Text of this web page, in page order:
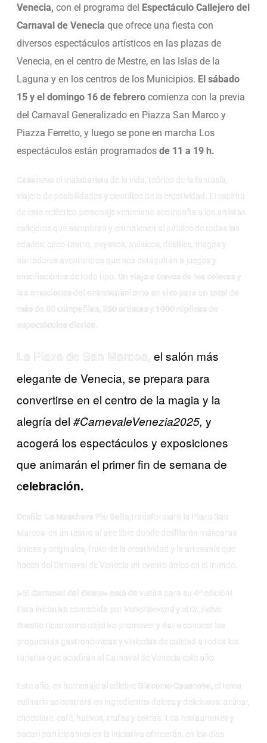
Venecia, con el programa del Espectáculo Callejero del
Carnaval de Venecia que ofrece una fiesta con
diversos espectáculos artísticos en las plazas de
Venecia, en el centro de Mestre, en las Islas de la
Laguna y en los centros de los Municipios. El sábado
15 y el domingo 16 de febrerocomienza con la previa
del Carnaval Generalizado en Piazza San Marco y
Piazza Ferretto, y luego se pone en marcha Los
espectáculos están programados de 11 a 19 h.
Casanova el malabarista de la vida, teórico de la fantasía,
viajero de posibilidades y científico de la creatividad. El espíritu
de este ecléctico personaje veneciano acompaña a los artistas
callejeros que asombran y entretienen al público de todas las
edades: circo-teatro, payasos, músicos, desfiles, magos y
narradores aventureros que nos catapultan a juegos y
ensoñaciones de todo tipo. Un viaje a través de los colores y
las emociones del entretenimiento en vivo para un total de
más de 80 compañías, 250 artistas y 1000 réplicas de
espectáculos diarios.
La Plaza de San Marcos, el salón más
elegante de Venecia, se prepara para
convertirse en el centro de la magia y la
alegría del #CarnevaleVenezia2025, y
acogerá los espectáculos y exposiciones
que animarán el primer fin de semana de
celebración.
Desfile La Maschera Più Bella ,transformará la Plaza San
Marcos en un teatro al aire libre donde desfilarán máscaras
únicas y originales, fruto de la creatividad y la artesanía que
hacen del Carnaval de Venecia un evento único en el mundo.
«El Carnaval del Gusto» está de vuelta para su 4º edición!
Esta iniciativa concebida por Veneziaeventiy el Dr. Fabio
Busetto tiene como objetivo promover y dar a conocer las
propuestas gastronómicas y vinícolas de calidad a todos los
turistas que acudirán al Carnaval de Venecia este año.
Este año, en homenaje al célebre Giacomo Casanova,el tema
culinario se centrará en ingredientes dulces y deliciosos: azúcar,
chocolate, café, huevos, trufas y ostras. Los restaurantes y
bacari participantes en la iniciativa ofrecerán, en los días